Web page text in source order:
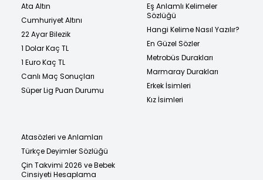
Ata Altın
Cumhuriyet Altını
22 Ayar Bilezik
1 Dolar Kaç TL
1 Euro Kaç TL
Canlı Maç Sonuçları
Süper Lig Puan Durumu
Eş Anlamlı Kelimeler
Sözlüğü
Hangi Kelime Nasıl Yazılır?
En Güzel Sözler
Metrobüs Durakları
Marmaray Durakları
Erkek İsimleri
Kız İsimleri
Atasözleri ve Anlamları
Türkçe Deyimler Sözlüğü
Çin Takvimi 2026 ve Bebek
Cinsiyeti Hesaplama